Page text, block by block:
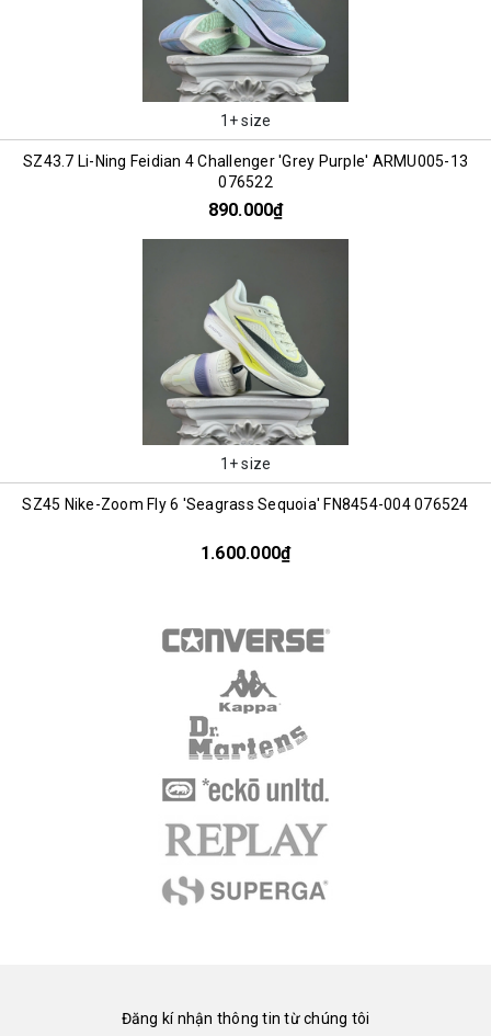
1+ size
SZ43.7 Li-Ning Feidian 4 Challenger 'Grey Purple' ARMU005-13
076522
890.000₫
1+ size
SZ45 Nike-Zoom Fly 6 'Seagrass Sequoia' FN8454-004 076524
1.600.000₫
Đăng kí nhận thông tin từ chúng tôi